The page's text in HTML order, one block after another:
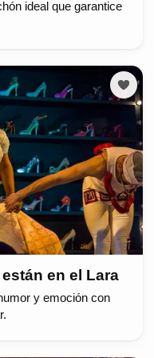
ideal que garantice
en el Lara
y emoción con